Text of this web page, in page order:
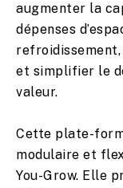
augmenter la
dépenses
et simplifier le
valeur.
Cette plate-
modulaire et
You-Grow. Elle